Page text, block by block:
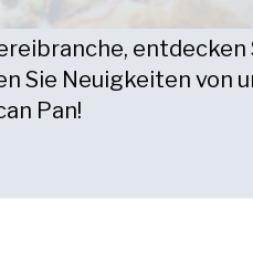
entdecken
Sie Neuigkeiten von
Pan!
FOLGENDE
EINE
DES
DOKUMENTS ZU